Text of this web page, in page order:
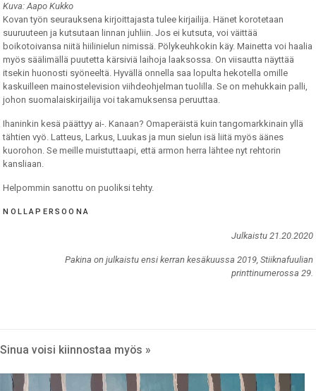
Kuva: Aapo Kukko
Kovan työn seurauksena kirjoittajasta tulee kirjailija. Hänet korotetaan
suuruuteen ja kutsutaan linnan juhliin. Jos ei kutsuta, voi väittää
boikotoivansa niitä hiilinielun nimissä. Pölykeuhkokin käy. Mainetta voi haalia
myös säälimällä puutetta kärsiviä laihoja laaksossa. On viisautta näyttää
itsekin huonosti syöneeltä. Hyvällä onnella saa lopulta hekotella omille
kaskuilleen mainostelevision viihdeohjelman tuolilla. Se on mehukkain palli,
johon suomalaiskirjailija voi takamuksensa peruuttaa.
Ihaninkin kesä päättyy ai-. Kanaan? Omaperäistä kuin tangomarkkinain yllä
tähtien vyö. Latteus, Larkus, Luukas ja mun sielun isä liitä myös äänes
kuorohon. Se meille muistuttaapi, että armon herra lähtee nyt rehtorin
kansliaan.
Helpommin sanottu on puoliksi tehty.
NOLLAPERSOONA
Julkaistu 21.20.2020
Pakina on julkaistu ensi kerran kesäkuussa 2019, Stiiknafuulian
printtinumerossa 29.
Sinua voisi kiinnostaa myös »